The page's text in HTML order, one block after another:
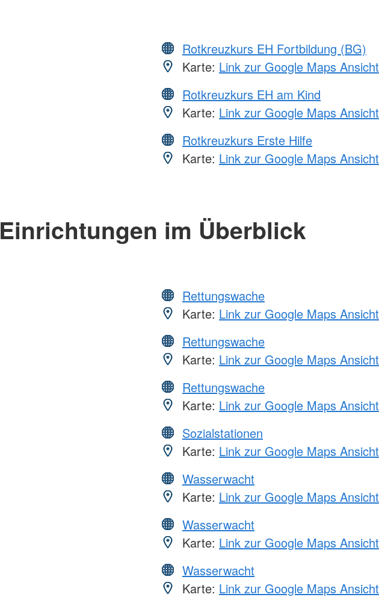
Rotkreuzkurs EH Fortbildung (BG)
Karte: Link zur Google Maps Ansicht
Rotkreuzkurs EH am Kind
Karte: Link zur Google Maps Ansicht
Rotkreuzkurs Erste Hilfe
Karte: Link zur Google Maps Ansicht
Einrichtungen im Überblick
Rettungswache
Karte: Link zur Google Maps Ansicht
Rettungswache
Karte: Link zur Google Maps Ansicht
Rettungswache
Karte: Link zur Google Maps Ansicht
Sozialstationen
Karte: Link zur Google Maps Ansicht
Wasserwacht
Karte: Link zur Google Maps Ansicht
Wasserwacht
Karte: Link zur Google Maps Ansicht
Wasserwacht
Karte: Link zur Google Maps Ansicht